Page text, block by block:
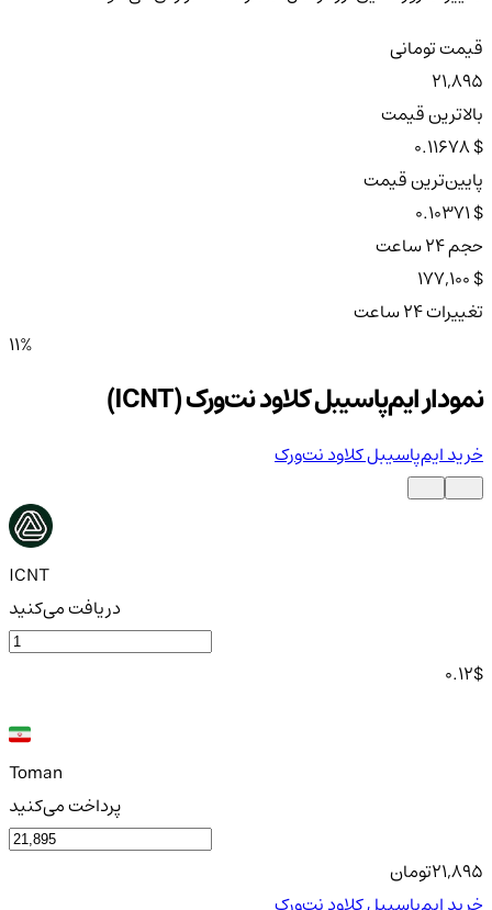
قیمت تومانی
21,895
بالاترین قیمت
$ 0.11678
پایین‌ترین قیمت
$ 0.10371
حجم ۲۴ ساعت
$ 177,100
تغییرات ۲۴ ساعت
11%
نمودار ایم‌پاسیبل کلاود نت‌ورک (ICNT)
خرید ایم‌پاسیبل کلاود نت‌ورک
ICNT
دریافت می‌کنید
0.12$
Toman
پرداخت می‌کنید
21,895تومان